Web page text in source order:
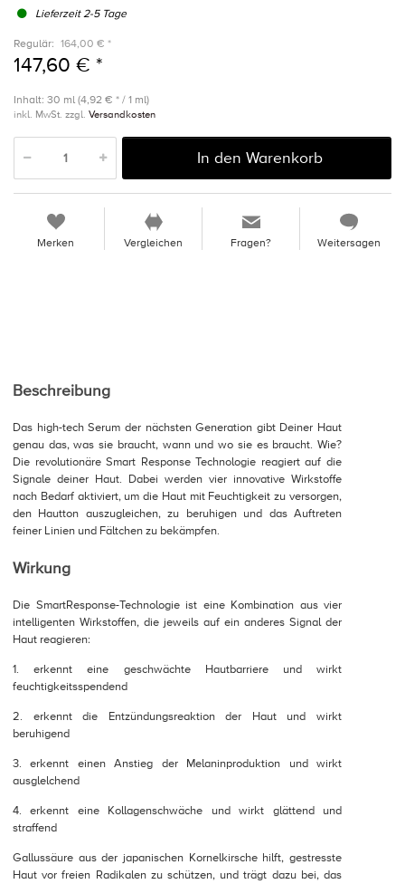
Lieferzeit 2-5 Tage
Regulär: 164,00 € *
147,60 € *
Inhalt: 30 ml (4,92 € * / 1 ml)
inkl. MwSt. zzgl. Versandkosten
In den Warenkorb
Merken Vergleichen Fragen? Weitersagen
Beschreibung
Das high-tech Serum der nächsten Generation gibt Deiner Haut
genau das, was sie braucht, wann und wo sie es braucht. Wie?
Die revolutionäre Smart Response Technologie reagiert auf die
Signale deiner Haut. Dabei werden vier innovative Wirkstoffe
nach Bedarf aktiviert, um die Haut mit Feuchtigkeit zu versorgen,
den Hautton auszugleichen, zu beruhigen und das Auftreten
feiner Linien und Fältchen zu bekämpfen.
Wirkung
Die SmartResponse-Technologie ist eine Kombination aus vier
intelligenten Wirkstoffen, die jeweils auf ein anderes Signal der
Haut reagieren:
1. erkennt eine geschwächte Hautbarriere und wirkt
feuchtigkeitsspendend
2. erkennt die Entzündungsreaktion der Haut und wirkt
beruhigend
3. erkennt einen Anstieg der Melaninproduktion und wirkt
ausglelchend
4. erkennt eine Kollagenschwäche und wirkt glättend und
straffend
Gallussäure aus der japanischen Kornelkirsche hilft, gestresste
Haut vor freien Radikalen zu schützen, und trägt dazu bei, das